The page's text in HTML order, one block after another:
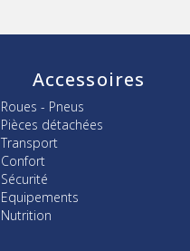
Accessoires
Roues - Pneus
Pièces détachées
Transport
Confort
Sécurité
Equipements
Nutrition